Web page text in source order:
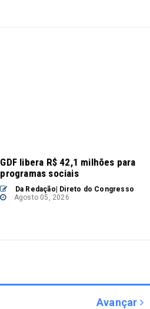
GDF libera R$ 42,1 milhões para
programas sociais
Da Redação| Direto do Congresso
Agosto 05, 2026
Avançar